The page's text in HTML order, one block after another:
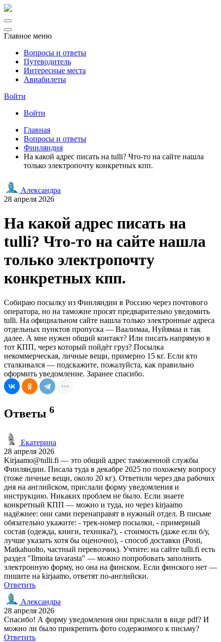
Главное меню
Вопросы и ответы
Путеводитель
Интересные места
Авиабилеты
Войти
Войти
Главная
Вопросы и ответы
Финляндия
На какой адрес писать на tulli? Что-то на сайте нашла
только электропочту конкретных кпп.
Александра
28 апреля 2026
На какой адрес писать на
tulli? Что-то на сайте нашла
только электропочту
конкретных кпп.
Собираю посылку из Финляндии в Россию через почтового
оператора, но на таможне просят предварительно уведомить
tulli. На официальном сайте нашла только электронные адреса
отдельных пунктов пропуска — Ваалимаа, Нуйямаа и так
далее. А мне нужен общий контакт? Или писать напрямую в
тот КПП, через который пойдёт груз? Посылка
некоммерческая, личные вещи, примерно 15 кг. Если кто
сталкивался — подскажите, пожалуйста, как правильно
оформить уведомление. Заранее спасибо.
Ответы 6
Екатерина
28 апреля 2026
Kirjaamo@tulli.fi — это общий адрес таможенной службы
Финляндии. Писала туда в декабре 2025 по похожему вопросу
(тоже личные вещи, около 20 кг). Ответили через два рабочих
дня на английском, прислали форму уведомления и
инструкцию. Никаких проблем не было. Если знаете
конкретный КПП — можно и туда, но через kirjaamo
надёжнее: они сами перенаправят в нужный отдел. В письме
обязательно укажите: - трек-номер посылки, - примерный
состав (одежда, книги, техника?), - стоимость (даже если б/у,
лучше указать хотя бы оценочно), - способ доставки (Posti,
Matkahuolto, частный перевозчик). Учтите: на сайте tulli.fi есть
раздел "Ilmoita tavarasta" — можно попробовать заполнить
электронную форму, но она на финском. Если финского нет —
пишите на kirjaamo, ответят по-английски.
Ответить
Александра
28 апреля 2026
Спасибо! А форму уведомления они прислали в виде pdf? И
можно ли было прикрепить фото содержимого к письму?
Ответить